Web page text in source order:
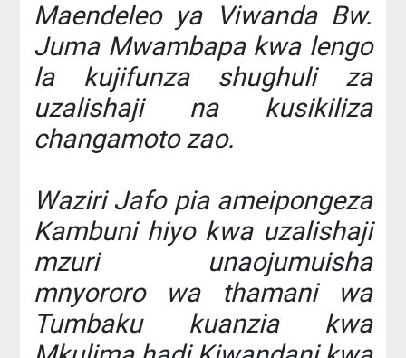
Maendeleo ya Viwanda Bw.
Juma Mwambapa kwa lengo
la kujifunza shughuli za
uzalishaji na kusikiliza
changamoto zao.
‎Waziri Jafo pia ameipongeza
Kambuni hiyo kwa uzalishaji
mzuri unaojumuisha
mnyororo wa thamani wa
Tumbaku kuanzia kwa